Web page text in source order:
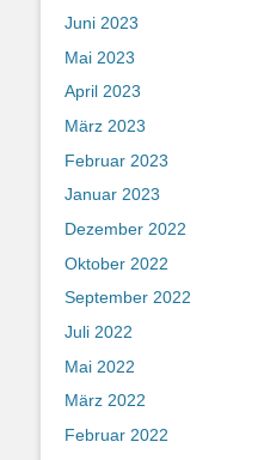
Juni 2023
Mai 2023
April 2023
März 2023
Februar 2023
Januar 2023
Dezember 2022
Oktober 2022
September 2022
Juli 2022
Mai 2022
März 2022
Februar 2022